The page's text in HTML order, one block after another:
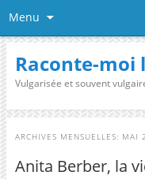
Menu
Raconte-moi
Vulgarisée et souvent
ARCHIVES MENSUELLES: MAI
Anita Berber, la